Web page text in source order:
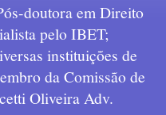
doutora em Direito
pelo IBET;
instituições de
da Comissão de
Oliveira Adv.